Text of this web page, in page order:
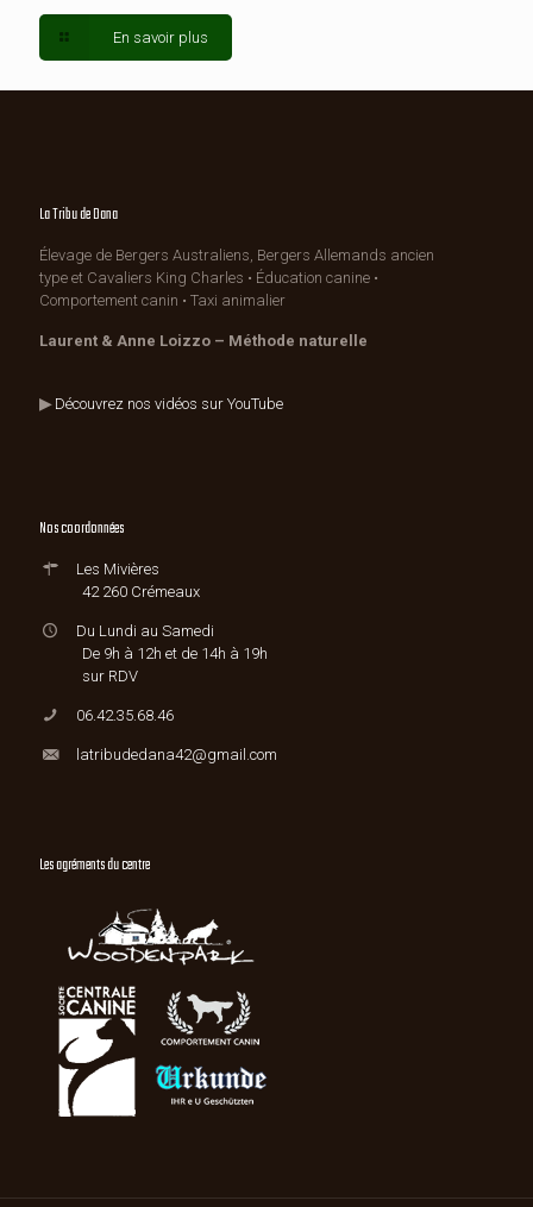
En savoir plus
La Tribu de Dana
Élevage de Bergers Australiens, Bergers Allemands ancien
type et Cavaliers King Charles • Éducation canine •
Comportement canin • Taxi animalier
Laurent & Anne Loizzo – Méthode naturelle
▶ Découvrez nos vidéos sur YouTube
Nos coordonnées
Les Mivières
42 260 Crémeaux
Du Lundi au Samedi
De 9h à 12h et de 14h à 19h
sur RDV
06.42.35.68.46
latribudedana42@gmail.com
Les agréments du centre